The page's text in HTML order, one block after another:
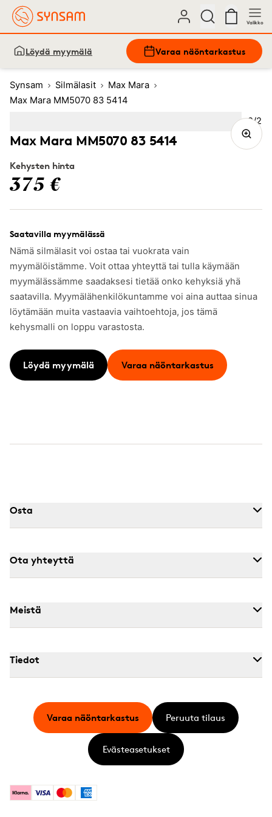
Valikko
Löydä myymälä Varaa näöntarkastus
Synsam Silmälasit
Max Mara
Max Mara MM5070 83 5414
Max Mara MM5070 83 5414
Kehysten hinta
375 €
Saatavilla myymälässä
Nämä silmälasit voi ostaa tai vuokrata vain
myymälöistämme. Voit ottaa yhteyttä tai tulla käymään
myymälässämme saadaksesi tietää onko kehyksiä yhä
saatavilla. Myymälähenkilökuntamme voi aina auttaa sinua
löytämään muita vastaavia vaihtoehtoja, jos tämä
kehysmalli on loppu varastosta.
Löydä myymälä Varaa näöntarkastus
Kuva
2/2
(Current image)
Osta
Ota yhteyttä
Meistä
Tiedot
KlarnaVisa MastercardAmerican Express
Varaa näöntarkastus Peruuta tilaus
Evästeasetukset